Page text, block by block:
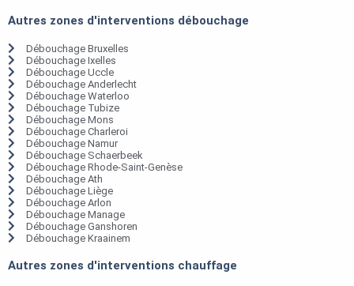
Autres zones d'interventions débouchage
Débouchage Bruxelles
Débouchage Ixelles
Débouchage Uccle
Débouchage Anderlecht
Débouchage Waterloo
Débouchage Tubize
Débouchage Mons
Débouchage Charleroi
Débouchage Namur
Débouchage Schaerbeek
Débouchage Rhode-Saint-Genèse
Débouchage Ath
Débouchage Liège
Débouchage Arlon
Débouchage Manage
Débouchage Ganshoren
Débouchage Kraainem
Autres zones d'interventions chauffage